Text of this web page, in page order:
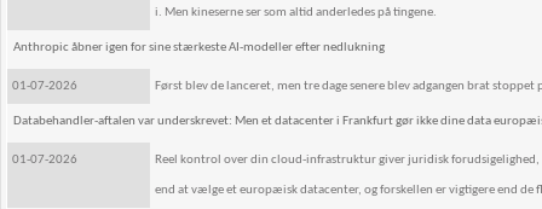
i. Men kineserne ser som altid anderledes på tingene.
Anthropic åbner igen for sine stærkeste AI-modeller efter nedlukning
01-07-2026 Først blev de lanceret, men tre dage senere blev adgangen brat
Databehandler-aftalen var underskrevet: Men et datacenter i Frankfurt gør ikke dine data
01-07-2026 Reel kontrol over din cloud-infrastruktur giver juridisk
end at vælge et europæisk datacenter, og forskellen er vigtigere end de